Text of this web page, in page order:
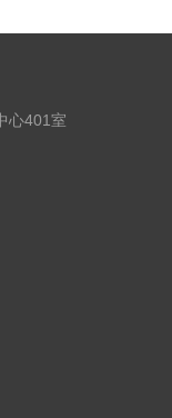
心401室